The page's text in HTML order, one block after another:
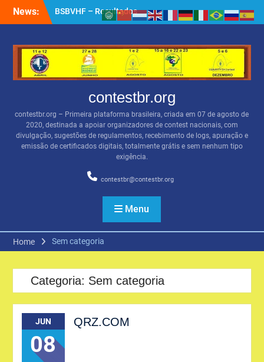
News:
BSBVHF – Resultados
anteriores
Apoiadores por PIX
contestbr.org
contestbr.org – Primeira plataforma brasileira, criada em 07 de agosto de
2020, destinada a apoiar organizadores de contest nacionais, com
divulgação, sugestões de regulamentos, recebimento de logs, apuração e
emissão de certificados digitais, totalmente grátis e sem nenhum tipo
exigência.
contestbr@contestbr.org
Menu
Home Sem categoria
Categoria: Sem categoria
JUN
08
QRZ.COM